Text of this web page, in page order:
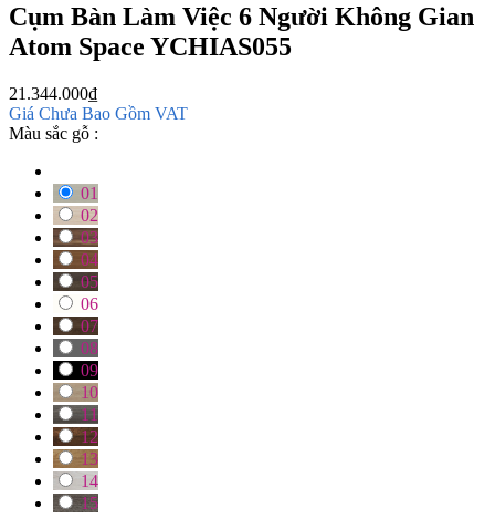
Cụm Bàn Làm Việc 6 Người Không Gian
Atom Space YCHIAS055
21.344.000₫
Giá Chưa Bao Gồm VAT
Màu sắc gỗ :
01
02
03
04
05
06
07
08
09
10
11
12
13
14
15